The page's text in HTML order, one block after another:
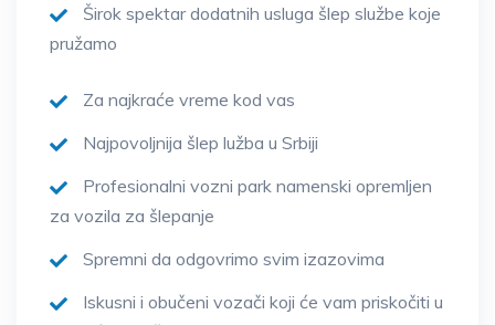
Širok spektar dodatnih usluga šlep službe koje
pružamo
Za najkraće vreme kod vas
Najpovoljnija šlep lužba u Srbiji
Profesionalni vozni park namenski opremljen
za vozila za šlepanje
Spremni da odgovrimo svim izazovima
Iskusni i obučeni vozači koji će vam priskočiti u